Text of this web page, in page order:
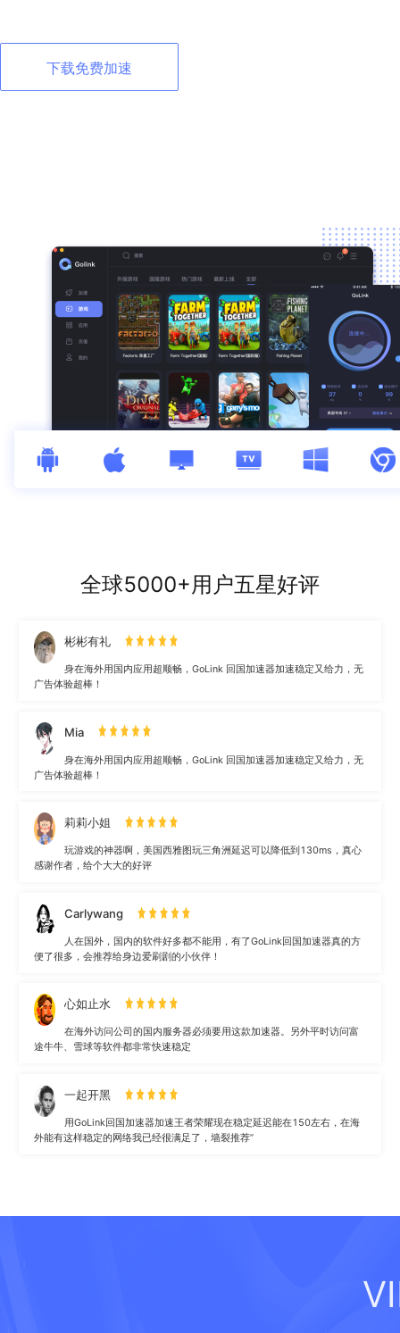
下载免费加速
全球5000+用户五星好评
彬彬有礼
身在海外用国内应用超顺畅，GoLink 回国加速器加速稳定又给力，无
广告体验超棒！
Mia
身在海外用国内应用超顺畅，GoLink 回国加速器加速稳定又给力，无
广告体验超棒！
莉莉小姐
玩游戏的神器啊，美国西雅图玩三角洲延迟可以降低到130ms，真心
感谢作者，给个大大的好评
Carlywang
人在国外，国内的软件好多都不能用，有了GoLink回国加速器真的方
便了很多，会推荐给身边爱刷剧的小伙伴！
心如止水
在海外访问公司的国内服务器必须要用这款加速器。另外平时访问富
途牛牛、雪球等软件都非常快速稳定
一起开黑
用GoLink回国加速器加速王者荣耀现在稳定延迟能在150左右，在海
外能有这样稳定的网络我已经很满足了，墙裂推荐”